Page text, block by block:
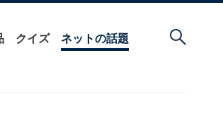
クイズ ネットの話題